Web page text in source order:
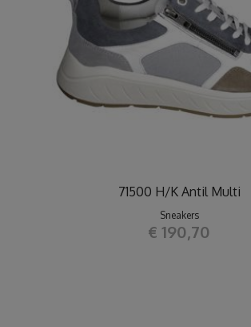
71500 H/K Antil Multi
Sneakers
€ 190,70